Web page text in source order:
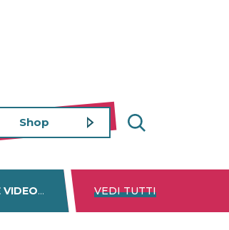
Shop
VIDEO DISNEY+ NETFLIX
VEDI TUTTI